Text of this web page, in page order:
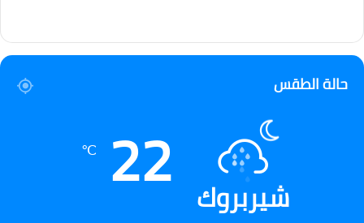
حالة الطقس
شيربروك 22
℃